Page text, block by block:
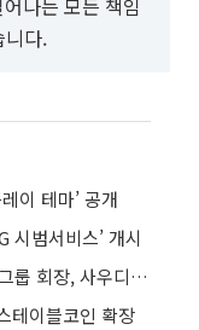
니다.
이 테마’ 공개
시범서비스’ 개시
“중동 전쟁 우려 크다”…정의선 현대차그룹 회장, 사우디 공장 지연 첫 언급
테이블코인 확장